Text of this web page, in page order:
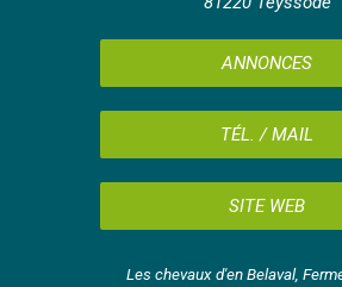
ANNONCES
TÉL. / MAIL
SITE WEB
Les chevaux d'en Belaval,